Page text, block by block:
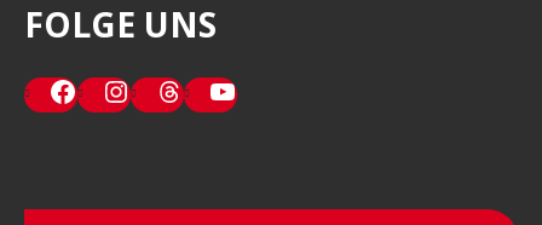
FOLGE UNS
Facebook
Instagram
Threads